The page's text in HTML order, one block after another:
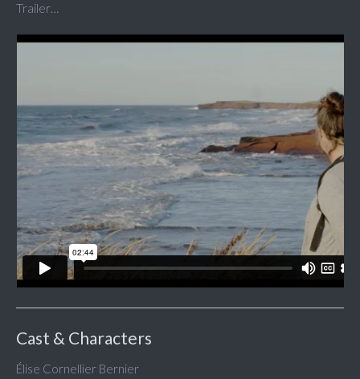
Trailer…
Cast & Characters
Élise Cornellier Bernier